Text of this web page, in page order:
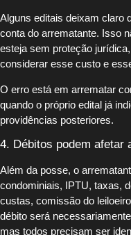
Alguns editais deixam claro
conta do arrematante. Isso
esteja sem proteção
considerar esse custo e
O erro está em arrematar
quando o próprio edital já
providências posteriores.
4. Débitos podem afetar
Além da posse, o
condominiais, IPTU, taxas,
custas, comissão do
débito será
mas todos precisam ser